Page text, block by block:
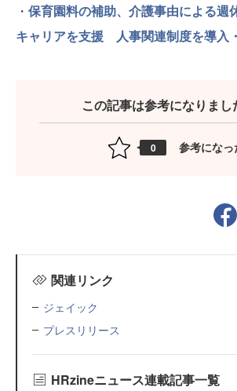
・ 保育園料の補助、介護事由による週
キャリアを支援 人事関連制度を導入
この記事は参考になりまし
0 参考になっ
関連リンク
ジェイック
プレスリリース
HRzineニュース連載記事一覧